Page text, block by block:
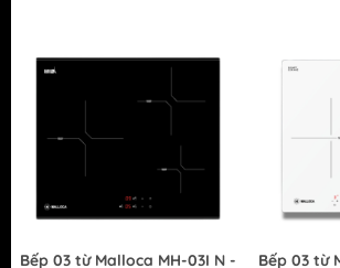
Bếp 03 từ Malloca MH-03I N - Bếp 03 từ